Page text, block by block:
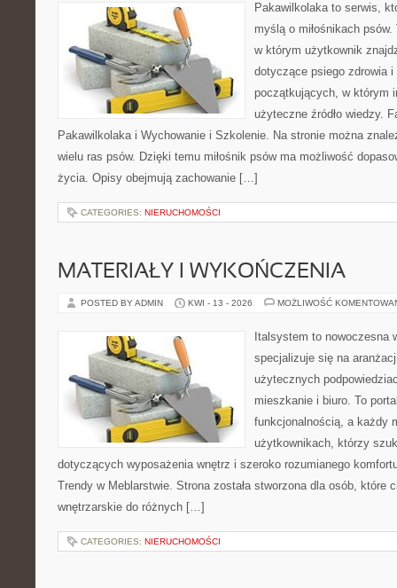
Pakawilkolaka to serwis,
myślą o miłośnikach
w którym użytkownik
dotyczące psiego zdrowia
początkujących, w którym
użyteczne źródło wiedzy.
Pakawilkolaka i Wychowanie i Szkolenie. Na stronie można
wielu ras psów. Dzięki temu miłośnik psów ma możliwość
życia. Opisy obejmują zachowanie […]
CATEGORIES: NIERUCHOMOŚCI
MATERIAŁY I WYKOŃCZENIA
POSTED BY ADMIN KWI - 13 - 2026 MOŻLIWOŚĆ
Italsystem to nowoczesna
specjalizuje się na
użytecznych
mieszkanie i biuro. To
funkcjonalnością, a każdy
użytkownikach, którzy
dotyczących wyposażenia wnętrz i szeroko rozumianego
Trendy w Meblarstwie. Strona została stworzona dla osób, które
wnętrzarskie do różnych […]
CATEGORIES: NIERUCHOMOŚCI